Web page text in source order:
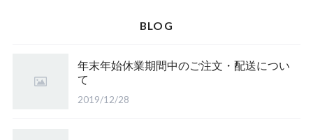
BLOG
年末年始休業期間中のご注文・配送につい
て
2019/12/28